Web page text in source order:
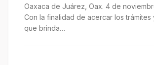
Oaxaca de Juárez, Oax. 4 de
Con la finalidad de acercar los trámites
que brinda…